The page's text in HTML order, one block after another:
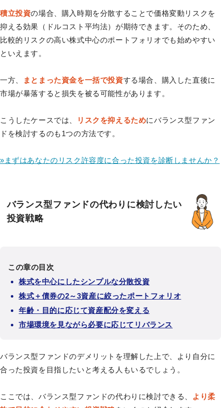
積立投資の場合、購入時期を分散することで価格変動リスクを
抑える効果（ドルコスト平均法）が期待できます。そのため、
比較的リスクの高い株式中心のポートフォリオでも始めやすい
といえます。
一方、 まとまった資金を一括で投資する場合、購入した直後に
市場が暴落すると損失を被る可能性があります。
こうしたケースでは、 リスクを抑えるためにバランス型ファン
ドを検討するのも1つの方法です。
»まずはあなたのリスク許容度に合った投資を診断しませんか？
バランス型ファンドの代わりに検討したい
投資戦略
この章の目次
株式を中心にしたシンプルな分散投資
株式＋債券の2～3資産に絞ったポートフォリオ
年齢・目的に応じて資産配分を変える
市場環境を見ながら必要に応じてリバランス
バランス型ファンドのデメリットを理解した上で、より自分に
合った投資を目指したいと考える人もいるでしょう。
ここでは、バランス型ファンドの代わりに検討できる、
より柔